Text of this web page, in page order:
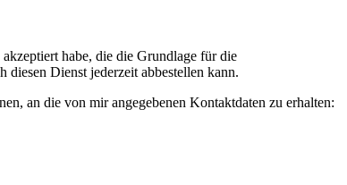
habe, die die Grundlage für die
Dienst jederzeit abbestellen kann.
an die von mir angegebenen Kontaktdaten zu erhalten: